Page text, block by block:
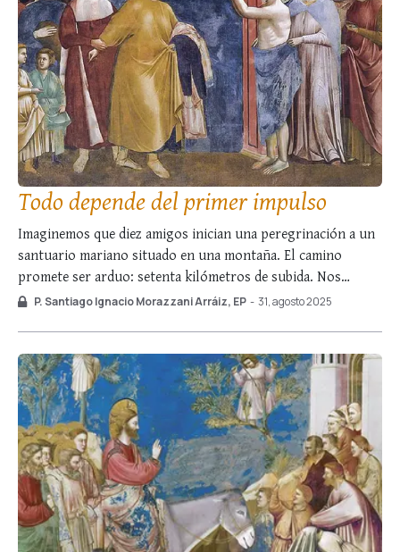
Todo depende del primer impulso
Imaginemos que diez amigos inician una peregrinación a un
santuario mariano situado en una montaña. El camino
promete ser arduo: setenta kilómetros de subida. Nos
preguntamos: ¿cuántos de ellos llegarán a la meta? Muy
P. Santiago Ignacio Morazzani Arráiz, EP - 31, agosto 2025